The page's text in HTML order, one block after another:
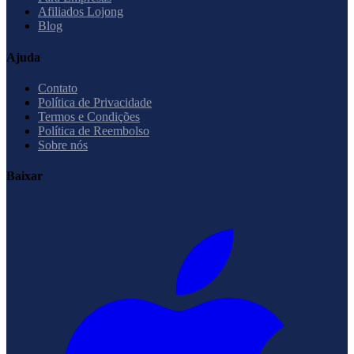
Afiliados Lojong
Blog
Ajuda
Contato
Política de Privacidade
Termos e Condições
Política de Reembolso
Sobre nós
Baixar